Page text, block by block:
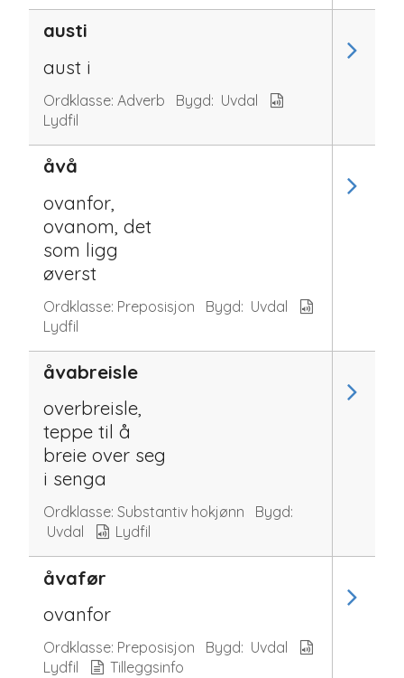
austi
aust i
Ordklasse: Adverb Bygd: Uvdal
Lydfil
åvå
ovanfor,
ovanom, det
som ligg
øverst
Ordklasse: Preposisjon Bygd: Uvdal
Lydfil
åvabreisle
overbreisle,
teppe til å
breie over seg
i senga
Ordklasse: Substantiv hokjønn
Bygd:
Uvdal
Lydfil
åvafør
ovanfor
Ordklasse: Preposisjon Bygd: Uvdal
Lydfil
Tilleggsinfo